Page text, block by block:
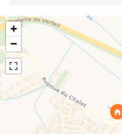
+
−